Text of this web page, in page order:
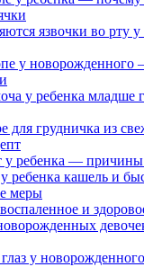
язвочки во рту
у
у ребенка
для грудничка из
у ребенка — причины
ребенка кашель и
меры
и
у